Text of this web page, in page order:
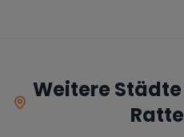
Weitere